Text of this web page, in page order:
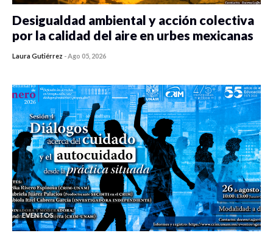
Desigualdad ambiental y acción colectiva
por la calidad del aire en urbes mexicanas
Laura Gutiérrez -Ago 05, 2026
EVENTOS